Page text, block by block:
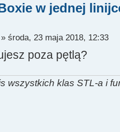
w jednej
» środa, 23 maja 2018, 12:33
poza pętlą?
wszystkich klas STL-a i